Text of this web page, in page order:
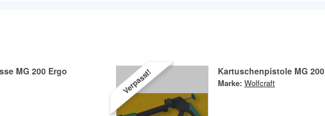
MG 200 Ergo Verpasst! Kartuschenpistole MG 200
Marke: Wolfcraft